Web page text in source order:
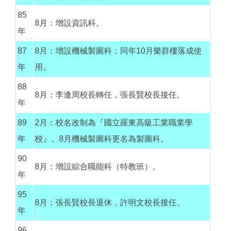
85
年
8月：增設資訊科。
87
年
8月：增設機械製圖科；同年10月樂群樓落成使
用。
88
年
8月：李逢周校長轉任，張長賢校長接任。
89
年
2月：校名改制為『國立羅東高級工業職業學
校』。8月機械製圖科更名為製圖科。
90
年
8月：增設綜合職能科（特教班）。
95
年
8月：張長賢校長退休，許明文校長接任。